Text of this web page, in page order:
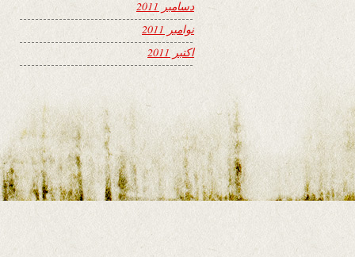
دسامبر 2011
نوامبر 2011
اکتبر 2011